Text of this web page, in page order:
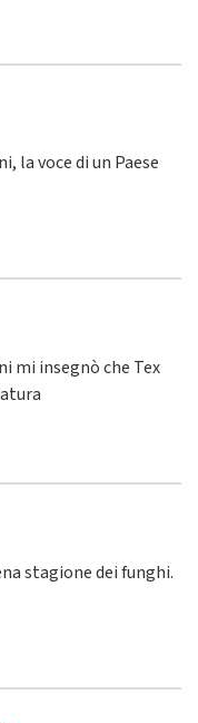
la voce di un Paese
mi insegnò che Tex
stagione dei funghi.